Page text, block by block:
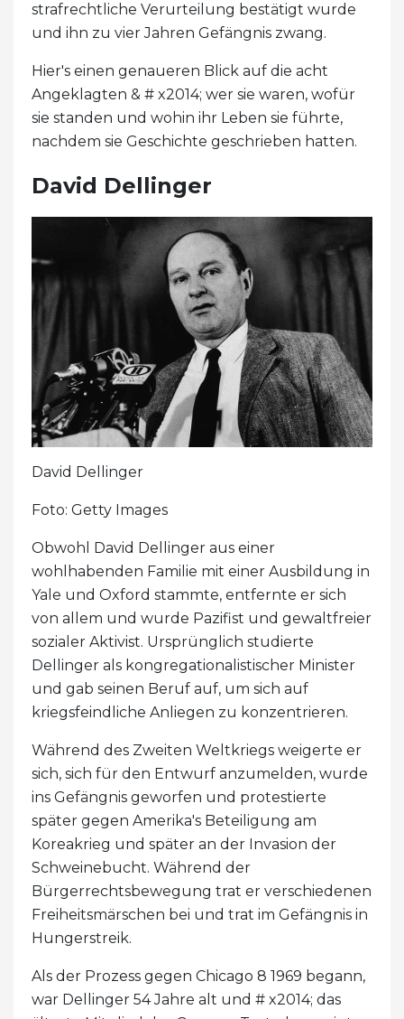
strafrechtliche Verurteilung bestätigt wurde
und ihn zu vier Jahren Gefängnis zwang.
Hier's einen genaueren Blick auf die acht
Angeklagten & # x2014; wer sie waren, wofür
sie standen und wohin ihr Leben sie führte,
nachdem sie Geschichte geschrieben hatten.
David Dellinger
David Dellinger
Foto: Getty Images
Obwohl David Dellinger aus einer
wohlhabenden Familie mit einer Ausbildung in
Yale und Oxford stammte, entfernte er sich
von allem und wurde Pazifist und gewaltfreier
sozialer Aktivist. Ursprünglich studierte
Dellinger als kongregationalistischer Minister
und gab seinen Beruf auf, um sich auf
kriegsfeindliche Anliegen zu konzentrieren.
Während des Zweiten Weltkriegs weigerte er
sich, sich für den Entwurf anzumelden, wurde
ins Gefängnis geworfen und protestierte
später gegen Amerika's Beteiligung am
Koreakrieg und später an der Invasion der
Schweinebucht. Während der
Bürgerrechtsbewegung trat er verschiedenen
Freiheitsmärschen bei und trat im Gefängnis in
Hungerstreik.
Als der Prozess gegen Chicago 8 1969 begann,
war Dellinger 54 Jahre alt und # x2014; das